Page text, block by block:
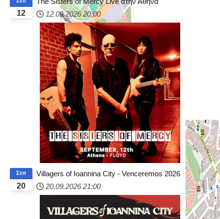
12
12.09.2026 20:00
20
Σεπ
Villagers of Ioannina City - Venceremos 2026
20.09.2026 21:00